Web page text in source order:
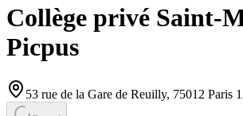
Collège privé Saint-
Picpus
53 rue de la Gare de Reuilly, 75012 Paris